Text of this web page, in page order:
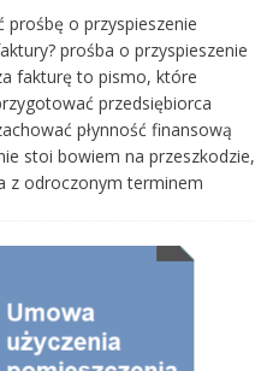
prośbę o przyspieszenie
prośba o przyspieszenie
fakturę to pismo, które
przedsiębiorca
płynność finansową
stoi bowiem na przeszkodzie,
z odroczonym terminem